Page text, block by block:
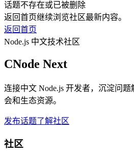
话题不存在或已被删除
返回首页继续浏览社区最新内容。
返回首页
Node.js 中文技术社区
CNode Next
连接中文 Node.js 开发者，沉淀问
会和生态资源。
发布话题了解社区
社区